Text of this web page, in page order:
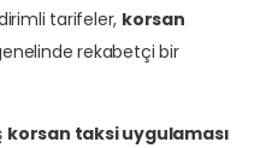
tarifeler, korsan
rekabetçi bir
korsan taksi uygulaması